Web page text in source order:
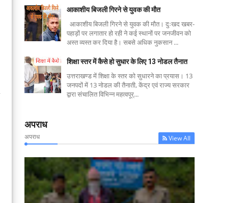
आकाशीय बिजली गिरने से युवक की मौत
आकाशीय बिजली गिरने से युवक की मौत। दुःखद खबर-
पहाड़ों पर लगातार हो रही ने कई स्थानों पर जनजीवन को
अस्त व्यस्त कर दिया है। सबसे अधिक नुकसान ...
शिक्षा स्तर में कैसे हो सुधार के लिए 13 नोडल तैनात
उत्तराखण्ड में शिक्षा के स्तर को सुधारने का प्रयास। 13
जनपदों में 13 नोडल की तैनाती, केंद्र एवं राज्य सरकार
द्वारा संचालित विभिन्न महत्वपूर्...
अपराध
अपराध View All